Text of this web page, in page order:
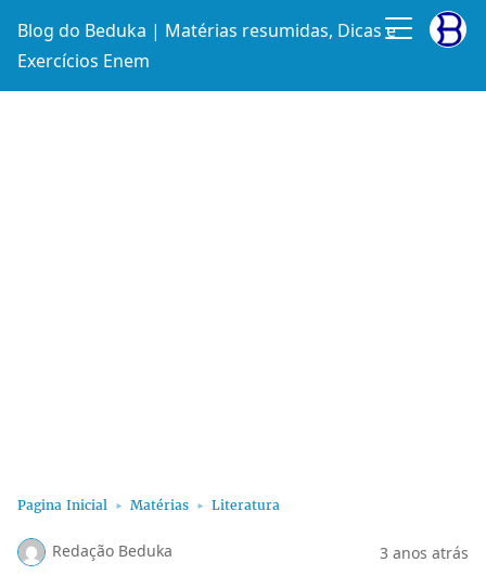
Blog do Beduka | Matérias resumidas, Dicas e
Exercícios Enem
Pagina Inicial Matérias Literatura
Redação Beduka 3 anos atrás